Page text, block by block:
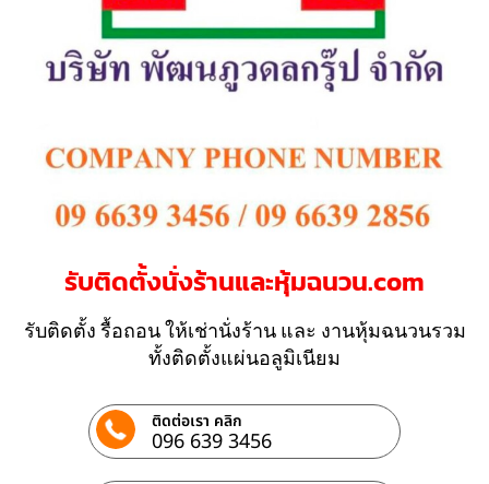
รับติดตั้งนั่งร้านและหุ้มฉนวน.com
รับติดตั้ง รื้อถอน ให้เช่านั่งร้าน และ งานหุ้มฉนวนรวม
ทั้งติดตั้งแผ่นอลูมิเนียม
ติดต่อเรา คลิก
096 639 3456